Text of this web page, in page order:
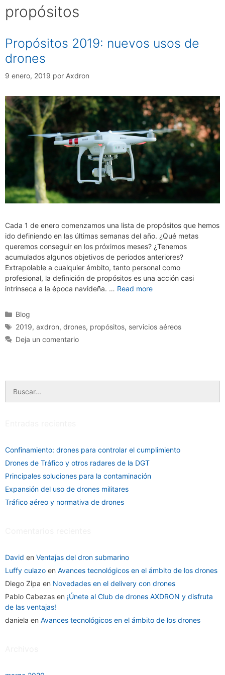
propósitos
Propósitos 2019: nuevos usos de
drones
9 enero, 2019 por Axdron
Cada 1 de enero comenzamos una lista de propósitos que hemos
ido definiendo en las últimas semanas del año. ¿Qué metas
queremos conseguir en los próximos meses? ¿Tenemos
acumulados algunos objetivos de periodos anteriores?
Extrapolable a cualquier ámbito, tanto personal como
profesional, la definición de propósitos es una acción casi
intrínseca a la época navideña. … Read more
Categorías
Blog
Etiquetas
2019,axdron,drones, propósitos, servicios aéreos
Deja un comentario
Confinamiento: drones para controlar el cumplimiento
Drones de Tráfico y otros radares de la DGT
Principales soluciones para la contaminación
Expansión del uso de drones militares
Tráfico aéreo y normativa de drones
David en Ventajas del dron submarino
Luffy culazo en Avances tecnológicos en el ámbito de los drones
Diego Zipa en Novedades en el delivery con drones
Pablo Cabezas en ¡Únete al Club de drones AXDRON y disfruta
de las ventajas!
daniela en Avances tecnológicos en el ámbito de los drones